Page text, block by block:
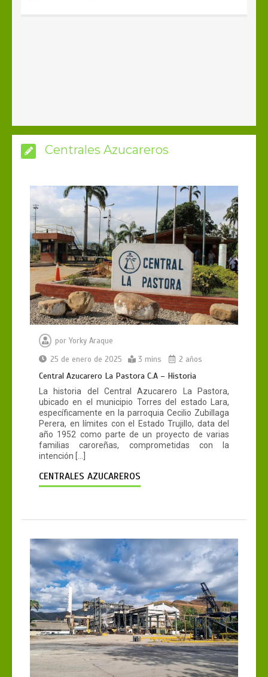
Centrales Azucareros
por Yorky Araque
25 de enero de 2025
3 mins 2 años
Central Azucarero La Pastora C.A – Historia
La historia del Central Azucarero La Pastora,
ubicado en el municipio Torres del estado Lara,
específicamente en la parroquia Cecilio Zubillaga
Perera, en límites con el Estado Trujillo, data del
año 1952 como parte de un proyecto de varias
familias caroreñas, comprometidas con la
intención […]
CENTRALES AZUCAREROS